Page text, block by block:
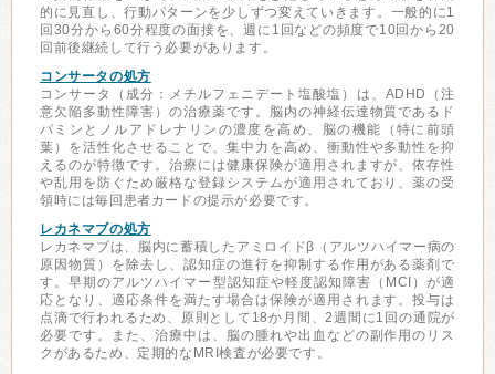
的に見直し、行動パターンを少しずつ変えていきます。一般的に1
回30分から60分程度の面接を、週に1回などの頻度で10回から20
回前後継続して行う必要があります。
コンサータの処方
コンサータ（成分：メチルフェニデート塩酸塩）は、ADHD（注
意欠陥多動性障害）の治療薬です。脳内の神経伝達物質であるド
パミンとノルアドレナリンの濃度を高め、脳の機能（特に前頭
葉）を活性化させることで、集中力を高め、衝動性や多動性を抑
えるのが特徴です。治療には健康保険が適用されますが、依存性
や乱用を防ぐため厳格な登録システムが適用されており、薬の受
領時には毎回患者カードの提示が必要です。
レカネマブの処方
レカネマブは、脳内に蓄積したアミロイドβ（アルツハイマー病の
原因物質）を除去し、認知症の進行を抑制する作用がある薬剤で
す。早期のアルツハイマー型認知症や軽度認知障害（MCI）が適
応となり、適応条件を満たす場合は保険が適用されます。投与は
点滴で行われるため、原則として18か月間、2週間に1回の通院が
必要です。また、治療中は、脳の腫れや出血などの副作用のリス
クがあるため、定期的なMRI検査が必要です。